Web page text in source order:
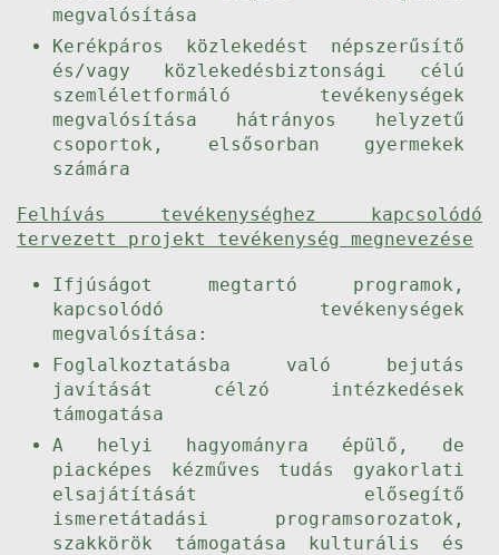
megvalósítása
Kerékpáros közlekedést népszerűsítő
és/vagy közlekedésbiztonsági célú
szemléletformáló tevékenységek
megvalósítása hátrányos helyzetű
csoportok, elsősorban gyermekek
számára
Felhívás tevékenységhez kapcsolódó
tervezett projekt tevékenység megnevezése
Ifjúságot megtartó programok,
kapcsolódó tevékenységek
megvalósítása:
Foglalkoztatásba való bejutás
javítását célzó intézkedések
támogatása
A helyi hagyományra épülő, de
piacképes kézműves tudás gyakorlati
elsajátítását elősegítő
ismeretátadási programsorozatok,
szakkörök támogatása kulturális és